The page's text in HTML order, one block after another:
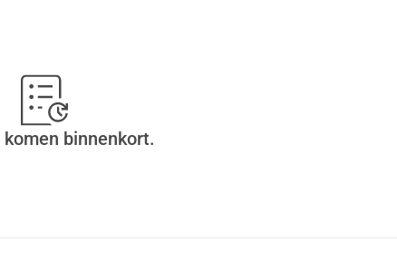
komen binnenkort.